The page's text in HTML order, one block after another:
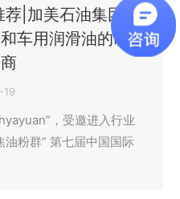
|加美石油集团:
车用润滑油的制
，受邀进入行业
粉群” 第七届中国国际